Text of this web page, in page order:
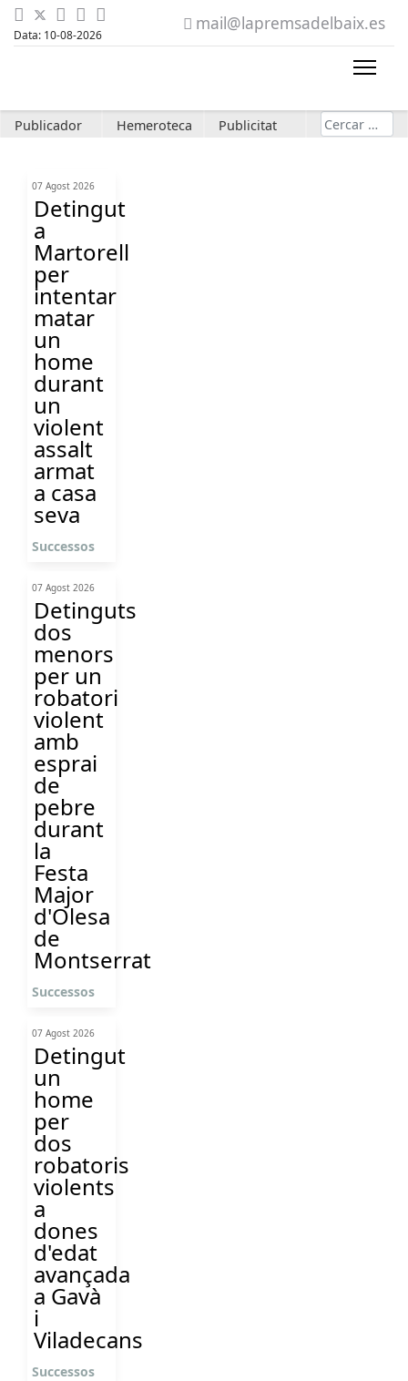
Data: 10-08-2026
mail@lapremsadelbaix.es
Publicador Hemeroteca Publicitat Cerca
07 Agost 2026
Detingut
a
Martorell
per
intentar
matar
un
home
durant
un
violent
assalt
armat
a casa
seva
Successos
07 Agost 2026
Detinguts
dos
menors
per un
robatori
violent
amb
esprai
de
pebre
durant
la
Festa
Major
d'Olesa
de
Montserrat
Successos
07 Agost 2026
Detingut
un
home
per
dos
robatoris
violents
a
dones
d'edat
avançada
a Gavà
i
Viladecans
Successos